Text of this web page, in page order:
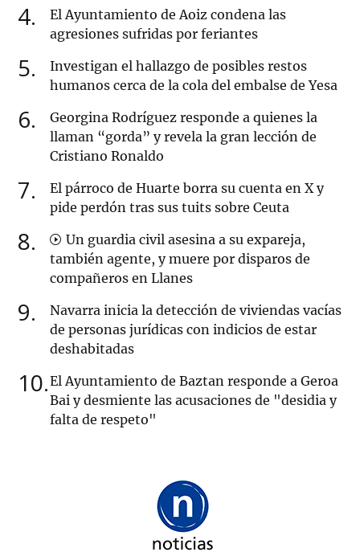
4
El Ayuntamiento de Aoiz condena las
agresiones sufridas por feriantes
5
Investigan el hallazgo de posibles restos
humanos cerca de la cola del embalse de Yesa
6
Georgina Rodríguez responde a quienes la
llaman “gorda” y revela la gran lección de
Cristiano Ronaldo
7
El párroco de Huarte borra su cuenta en X y
pide perdón tras sus tuits sobre Ceuta
8
Un guardia civil asesina a su expareja,
también agente, y muere por disparos de
compañeros en Llanes
9
Navarra inicia la detección de viviendas vacías
de personas jurídicas con indicios de estar
deshabitadas
10 El Ayuntamiento de Baztan responde a Geroa
Bai y desmiente las acusaciones de "desidia y
falta de respeto"